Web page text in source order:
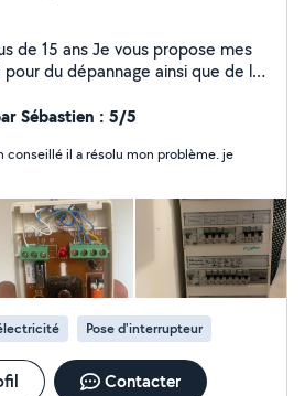
de 15 ans Je vous propose mes
du dépannage ainsi que de la
Sébastien : 5/5
conseillé il a résolu mon problème. je
Pose d'interrupteur
Contacter